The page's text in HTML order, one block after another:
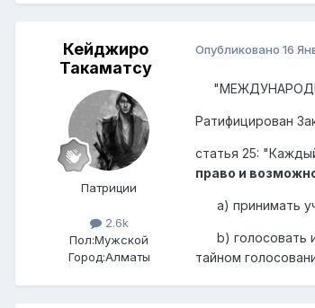
Кейджиро
Такаматсу
Патриции
2.6k
Пол:Мужской
Город:Алматы
Опубликовано 16
Ратифицирован
статья 25:
право и
a) принимать
b) голосовать и
тайном